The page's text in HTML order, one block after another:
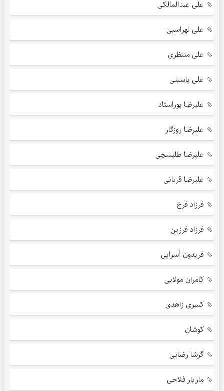
علی عبدالمالکی
علی لهراسبی
علی منتظری
علی یاسینی
علیرضا پوراستاد
علیرضا روزگار
علیرضا طلیسچی
علیرضا قربانی
فرزاد فرخ
فرزاد فرزین
فریدون آسرایی
کامران مولایی
کسری زاهدی
کوشان
گرشا رضایی
مازیار فلاحی